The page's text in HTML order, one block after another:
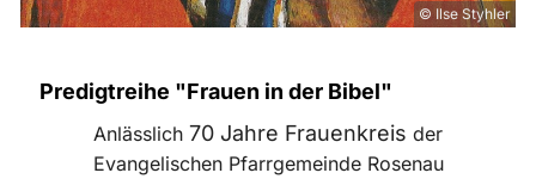
© Ilse Styhler
Predigtreihe "Frauen in der Bibel"
Anlässlich 70 Jahre Frauenkreis der
Evangelischen Pfarrgemeinde Rosenau